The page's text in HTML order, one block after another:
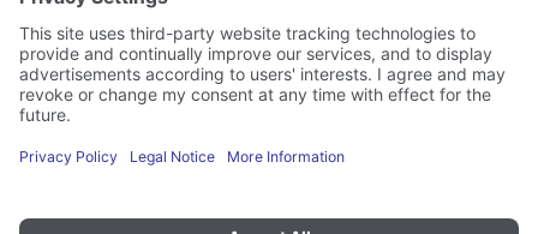
Juridisch
Kwetsbaarheidsrapport
Carrière
Pers
Nieuwsbrief
YouTube